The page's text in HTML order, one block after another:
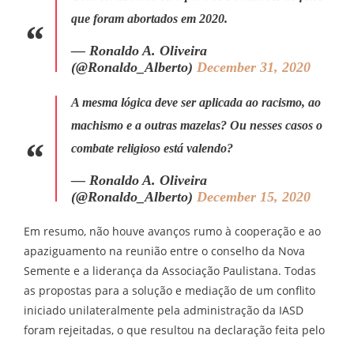
que foram abortados em 2020.
— Ronaldo A. Oliveira
(@Ronaldo_Alberto) December 31, 2020
A mesma lógica deve ser aplicada ao racismo, ao
machismo e a outras mazelas? Ou nesses casos o
combate religioso está valendo?
— Ronaldo A. Oliveira
(@Ronaldo_Alberto) December 15, 2020
Em resumo, não houve avanços rumo à cooperação e ao
apaziguamento na reunião entre o conselho da Nova
Semente e a liderança da Associação Paulistana. Todas
as propostas para a solução e mediação de um conflito
iniciado unilateralmente pela administração da IASD
foram rejeitadas, o que resultou na declaração feita pelo